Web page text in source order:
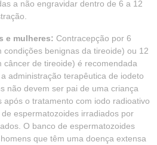
a não engravidar dentro de 6 a 12
e mulheres: Contracepção por 6
condições benignas da tireoide) ou 12
câncer de tireoide) é recomendada
administração terapêutica de iodeto
não devem ser pai de uma criança
o tratamento com iodo radioativo
espermatozoides irradiados por
O banco de espermatozoides
que têm uma doença extensa